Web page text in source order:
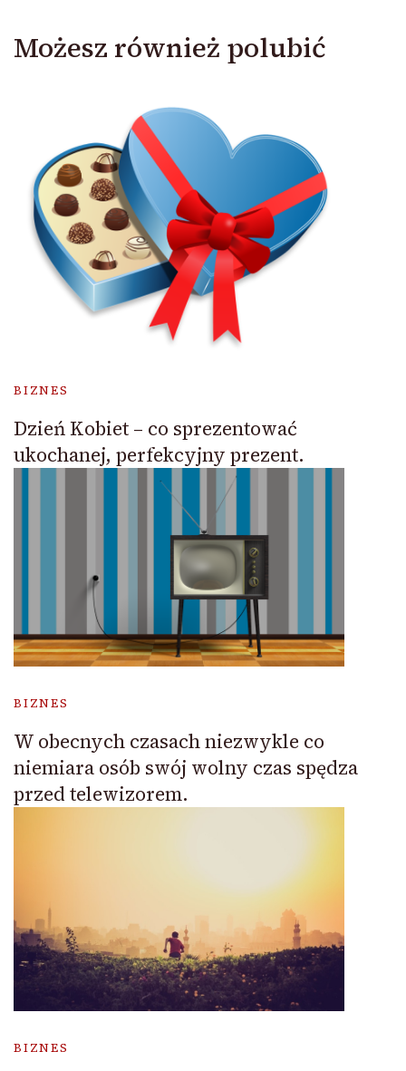
Możesz również polubić
BIZNES
Dzień Kobiet – co sprezentować
ukochanej, perfekcyjny prezent.
BIZNES
W obecnych czasach niezwykle co
niemiara osób swój wolny czas spędza
przed telewizorem.
BIZNES